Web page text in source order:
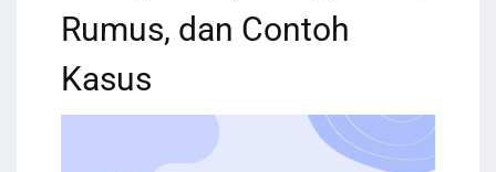
Rumus, dan Contoh
Kasus